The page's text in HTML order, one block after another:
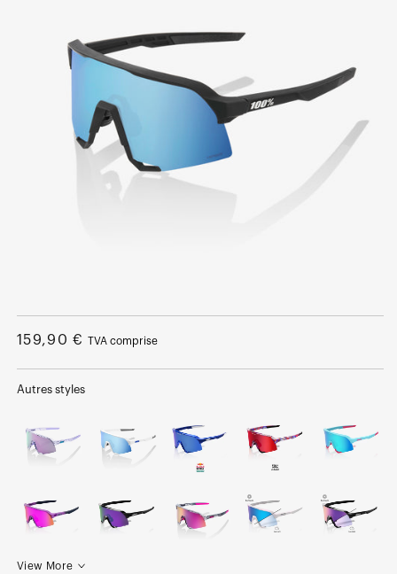
le
média
1
une
fenêtre
modale
Prix
159,90 € TVA comprise
Autres styles
View More